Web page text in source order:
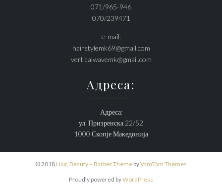
071/965-946
070/239471
e-mail:
hairstylemk69@gmail.com
verticalwavemk@gmail.com
Адреса:
Адреса:
ул. Призренска 22/52
1000 Скопје Македонија
© 2018 Hair, Beauty – Barber Theme byVamTam Themes
Proudly powered byWordPress